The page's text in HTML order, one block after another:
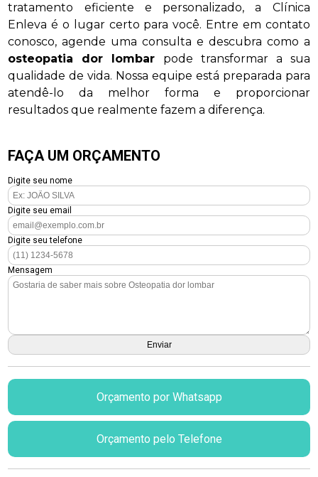
tratamento eficiente e personalizado, a Clínica
Enleva é o lugar certo para você. Entre em contato
conosco, agende uma consulta e descubra como a
osteopatia dor lombar pode transformar a sua
qualidade de vida. Nossa equipe está preparada para
atendê-lo da melhor forma e proporcionar
resultados que realmente fazem a diferença.
FAÇA UM ORÇAMENTO
Digite seu nome
Digite seu email
Digite seu telefone
Mensagem
Orçamento por Whatsapp
Orçamento pelo Telefone